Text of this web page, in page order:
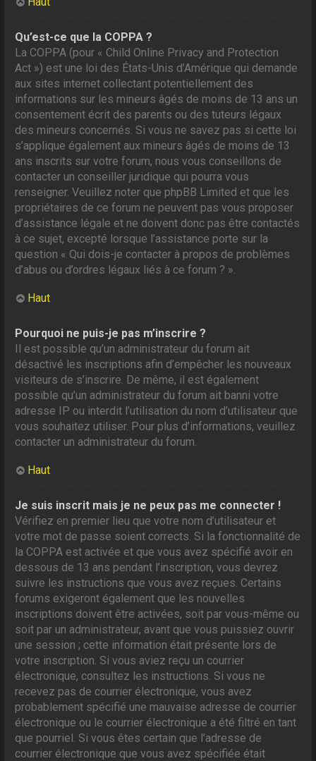
Qu’est-ce que la COPPA ?
La COPPA (pour « Child Online Privacy and Protection
Act ») est une loi des États-Unis d’Amérique qui demande
aux sites internet collectant potentiellement des
informations sur les mineurs âgés de moins de 13 ans un
consentement écrit des parents ou des tuteurs légaux
des mineurs concernés. Si vous ne savez pas si cette loi
s’applique également aux mineurs âgés de moins de 13
ans inscrits sur votre forum, nous vous conseillons de
contacter un conseiller juridique qui pourra vous
renseigner. Veuillez noter que phpBB Limited et que les
propriétaires de ce forum ne peuvent pas vous proposer
d’assistance légale et ne doivent donc pas être contactés
à ce sujet, excepté lorsque l’assistance porte sur la
question « Qui dois-je contacter à propos de problèmes
d’abus ou d’ordres légaux liés à ce forum ? ».
Haut
Pourquoi ne puis-je pas m’inscrire ?
Il est possible qu’un administrateur du forum ait
désactivé les inscriptions afin d’empêcher les nouveaux
visiteurs de s’inscrire. De même, il est également
possible qu’un administrateur du forum ait banni votre
adresse IP ou interdit l’utilisation du nom d’utilisateur que
vous souhaitez utiliser. Pour plus d’informations, veuillez
contacter un administrateur du forum.
Haut
Je suis inscrit mais je ne peux pas me connecter !
Vérifiez en premier lieu que votre nom d’utilisateur et
votre mot de passe soient corrects. Si la fonctionnalité de
la COPPA est activée et que vous avez spécifié avoir en
dessous de 13 ans pendant l’inscription, vous devrez
suivre les instructions que vous avez reçues. Certains
forums exigeront également que les nouvelles
inscriptions doivent être activées, soit par vous-même ou
soit par un administrateur, avant que vous puissiez ouvrir
une session ; cette information était présente lors de
votre inscription. Si vous aviez reçu un courrier
électronique, consultez les instructions. Si vous ne
recevez pas de courrier électronique, vous avez
probablement spécifié une mauvaise adresse de courrier
électronique ou le courrier électronique a été filtré en tant
que pourriel. Si vous êtes certain que l’adresse de
courrier électronique que vous avez spécifiée était